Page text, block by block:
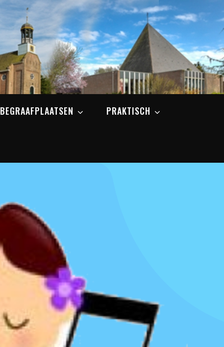
BEGRAAFPLAATSEN PRAKTISCH